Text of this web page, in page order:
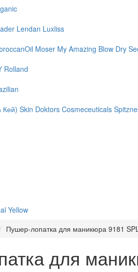
Lendan Luxliss
Moser My Amazing Blow Dry
Rolland
Кей) Skin Doktors Cosmeceuticals
Yellow
Пушер-лопатка для маникюра 9181
для